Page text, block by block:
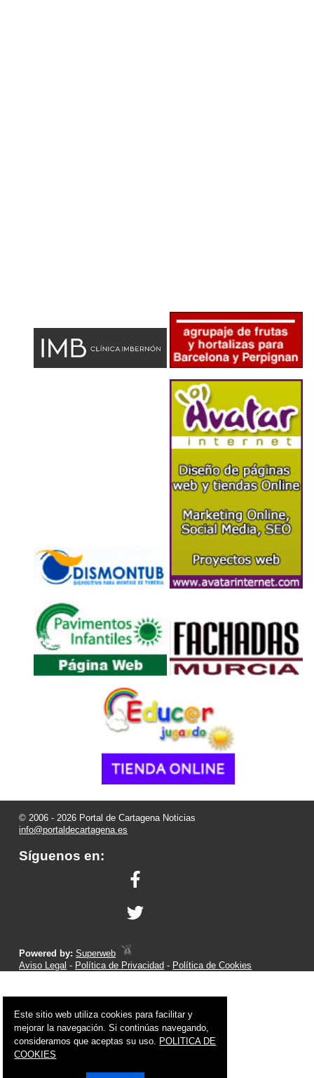
© 2006 - 2026 Portal de Cartagena Noticias
info@portaldecartagena.es
Síguenos en:
Powered by:Superweb
Aviso Legal - Política de Privacidad - Política de Cookies
Este sitio web utiliza cookies para facilitar y
mejorar la navegación. Si continúas navegando,
consideramos que aceptas su uso. POLITICA DE
COOKIES